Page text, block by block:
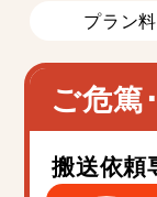
プラン
ご危篤
搬送依頼